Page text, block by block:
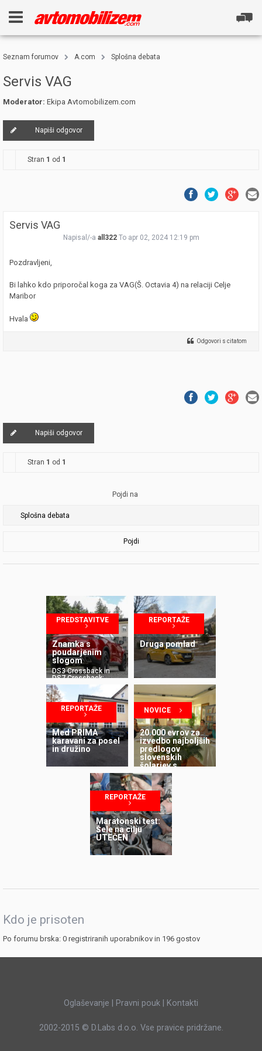
Seznam forumov A.com Splošna debata
Servis VAG
Moderator: Ekipa Avtomobilizem.com
Napiši odgovor
Stran 1 od 1
Servis VAG
Napisal/-a all322 To apr 02, 2024 12:19 pm
Pozdravljeni,
Bi lahko kdo priporočal koga za VAG(Š. Octavia 4) na relaciji Celje
Maribor
Hvala
Odgovori s citatom
Napiši odgovor
Stran 1 od 1
Pojdi na
Pojdi
PREDSTAVITVE
Znamka s
poudarjenim
slogom
DS3 Crossback in
DS7 Crossback:
slovenska
predstavitev
REPORTAŽE
Druga pomlad
REPORTAŽE
Med PRIMA
karavani za posel
in družino
NOVICE
20.000 evrov za
izvedbo najboljših
predlogov
slovenskih
šolarjev s
področja
trajnostne
mobilnosti
REPORTAŽE
Maratonski test:
Šele na cilju
UTEČEN
Kdo je prisoten
Po forumu brska: 0 registriranih uporabnikov in 196 gostov
Oglaševanje Pravni pouk Kontakti
2002-2015 © D.Labs d.o.o. Vse pravice pridržane.